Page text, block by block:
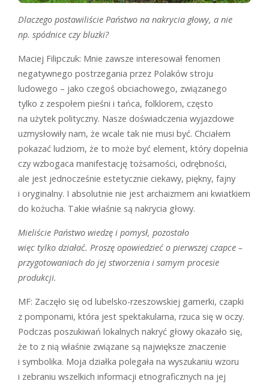
Dlaczego postawiliście Państwo na nakrycia głowy, a nie
np. spódnice czy bluzki?
Maciej Filipczuk: Mnie zawsze interesował fenomen
negatywnego postrzegania przez Polaków stroju
ludowego – jako czegoś obciachowego, związanego
tylko z zespołem pieśni i tańca, folklorem, często
na użytek polityczny. Nasze doświadczenia wyjazdowe
uzmysłowiły nam, że wcale tak nie musi być. Chciałem
pokazać ludziom, że to może być element, który dopełnia
czy wzbogaca manifestację tożsamości, odrębności,
ale jest jednocześnie estetycznie ciekawy, piękny, fajny
i oryginalny. I absolutnie nie jest archaizmem ani kwiatkiem
do kożucha. Takie właśnie są nakrycia głowy.
Mieliście Państwo wiedzę i pomysł, pozostało
więc tylko działać. Proszę opowiedzieć o pierwszej czapce –
przygotowaniach do jej stworzenia i samym procesie
produkcji.
MF: Zaczęło się od lubelsko-rzeszowskiej gamerki, czapki
z pomponami, która jest spektakularna, rzuca się w oczy.
Podczas poszukiwań lokalnych nakryć głowy okazało się,
że to z nią właśnie związane są największe znaczenie
i symbolika. Moja działka polegała na wyszukaniu wzoru
i zebraniu wszelkich informacji etnograficznych na jej